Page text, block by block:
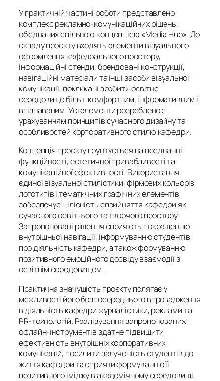
У практичній частині роботи представлено
комплекс рекламно-комунікаційних рішень,
об’єднаних спільною концепцією «Media Hub». До
складу проєкту входять елементи візуального
оформлення кафедрального простору,
інформаційні стенди, брендовані конструкції,
навігаційні матеріали та інші засоби візуальної
комунікації, покликані зробити освітнє
середовище більш комфортним, інформативним і
впізнаваним. Усі елементи розроблено з
урахуванням принципів сучасного дизайну та
особливостей корпоративного стилю кафедри.
Концепція проєкту ґрунтується на поєднанні
функційності, естетичної привабливості та
комунікаційної ефективності. Використання
єдиної візуальної стилістики, фірмових кольорів,
логотипів і тематичних графічних елементів
забезпечує цілісність сприйняття кафедри як
сучасного освітнього та творчого простору.
Запропоновані рішення сприяють покращенню
внутрішньої навігації, інформуванню студентів
про діяльність кафедри, а також формуванню
позитивного емоційного досвіду взаємодії з
освітнім середовищем.
Практична значущість проєкту полягає у
можливості його безпосереднього впровадження
в діяльність кафедри журналістики, реклами та
PR-технологій. Реалізування запропонованих
офлайн-інструментів здатне підвищити
ефективність внутрішніх корпоративних
комунікацій, посилити залученість студентів до
життя кафедри та сприяти формуванню її
позитивного іміджу в академічному середовищі.